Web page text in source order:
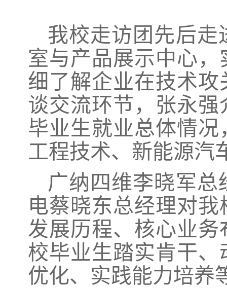
我校走访团先后走
室与产品展示中心
细了解企业在技术
谈交流环节，张永
毕业生就业总体情
工程技术、新能源汽
广纳四维李晓军
电蔡晓东总经理对
发展历程、核心业
校毕业生踏实肯干
优化、实践能力培养